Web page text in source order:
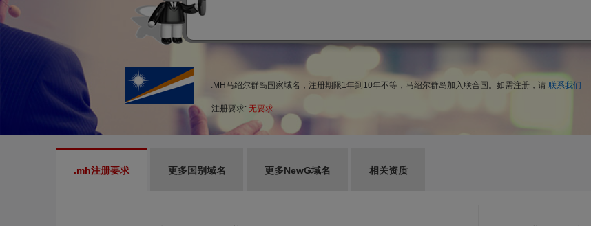
.MH马绍尔群岛国家域名，注册期限1年到10年不等，马绍尔群岛加入联合国。如需注册，请 联系我们
注册要求: 无要求
.mh注册要求 更多国别域名 更多NewG域名 相关资质